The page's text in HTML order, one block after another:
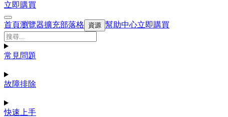
立即購買
首頁瀏覽器擴充部落格 資源 幫助中心立即購買
常見問題
故障排除
快速上手